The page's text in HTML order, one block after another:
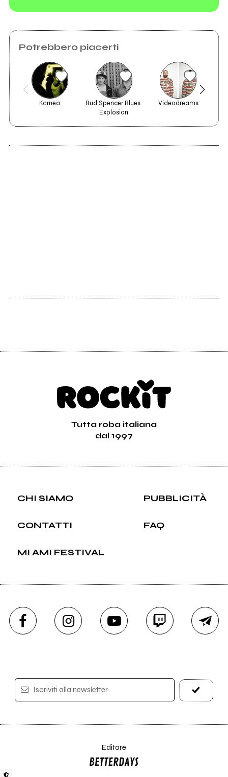
Litanìa
Potrebbero piacerti
Karnea
Bud Spencer Blues
Explosion
Videodreams
Tutta roba italiana
dal 1997
CHI SIAMO PUBBLICITÀ
CONTATTI FAQ
MI AMI FESTIVAL
Iscriviti alla newsletter
Editore